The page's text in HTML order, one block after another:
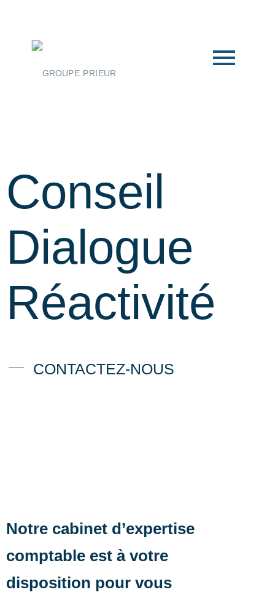
Conseil
Dialogue
Réactivité
CONTACTEZ-NOUS
Notre cabinet d’expertise
comptable est à votre
disposition pour vous